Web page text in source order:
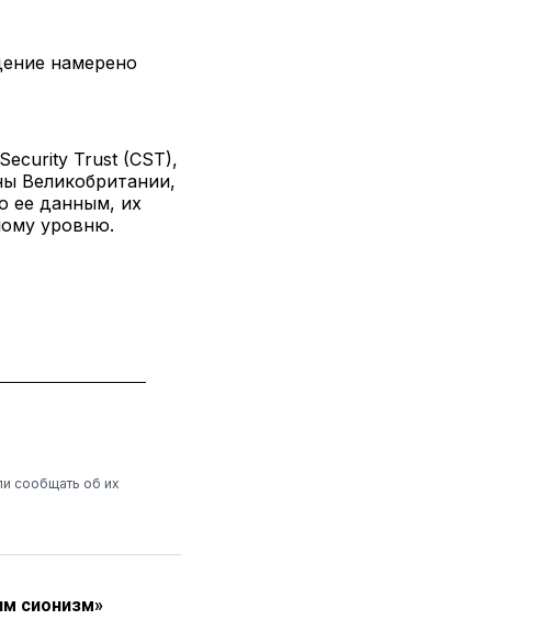
намерено
Trust (CST),
Великобритании,
ее данным, их
уровню.
сообщать об их
сионизм»